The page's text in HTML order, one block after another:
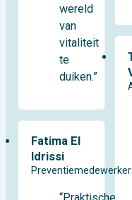
wereld
van
vitaliteit
te
duiken.”
Fatima El
Idrissi
Preventiemedewerker